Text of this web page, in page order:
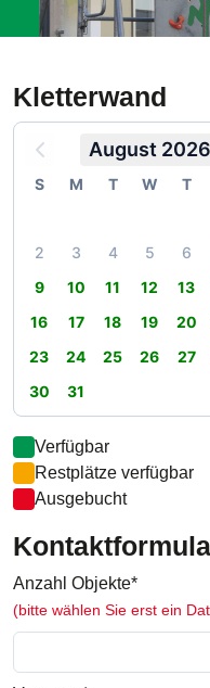
Kletterwand
August 2026
S M T W T
2
3 4 5 6
9
10 11 12 13
16
17 18 19 20
23
24 25 26 27
30
31
Verfügbar
Restplätze verfügbar
Ausgebucht
Anzahl Objekte*
(bitte wählen Sie erst ein